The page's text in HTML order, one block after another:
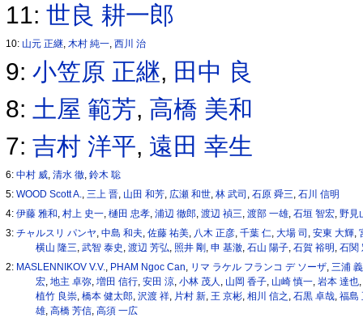
11:世良 耕一郎
10: 山元 正継,木村 純一,西川 治
9:小笠原 正継, 田中 良
8: 土屋 範芳, 高橋 美和
7:吉村 洋平, 遠田 幸生
6:中村 威,清水 徹,鈴木 聡
5:WOOD Scott A.,三上 晋, 山田 和芳, 広瀬 和世,林 武司 ,石原 舜三,石川 信明
4:伊藤 雅和,村上 史一,樋田 忠孝,浦辺 徹郎,渡辺 禎三,渡部 一雄,石垣 智宏,野見
3:チャルスリ パンヤ,中島 和夫,佐藤 祐美, 八木 正彦,千葉 仁,大場 司 ,安東 大輝,
横山 隆三, 武智 泰史 , 渡辺 芳弘, 照井 剛 , 申 基澈, 石山 陽子, 石賀 裕明 , 石関
2: MASLENNIKOV V.V., PHAM Ngoc Can, リマ ラケル フランコ デ ソーザ,三浦
宏, 地主 卓弥, 増田 信行, 安田 涼, 小林 茂人 , 山岡 香子, 山崎 慎一, 岩本 達也,
植竹 良崇, 橋本 健太郎, 沢渡 祥, 片村 新, 王 京彬, 相川 信之 , 石黒 卓哉, 福島
雄, 高橋 芳信, 高須 一広